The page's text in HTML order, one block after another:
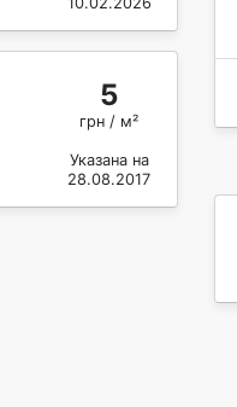
5
грн / м²
Указана на
28.08.2017